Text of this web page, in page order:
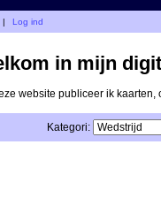
| Log ind
in mijn
website publiceer ik
Kategori: